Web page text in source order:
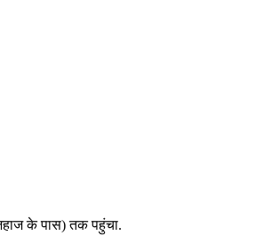
के पास) तक पहुंचा.